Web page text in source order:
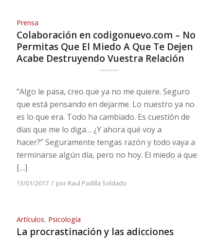
Prensa
Colaboración en codigonuevo.com – No
Permitas Que El Miedo A Que Te Dejen
Acabe Destruyendo Vuestra Relación
“Algo le pasa, creo que ya no me quiere. Seguro
que está pensando en dejarme. Lo nuestro ya no
es lo que era. Todo ha cambiado. Es cuestión de
días que me lo diga… ¿Y ahora qué voy a
hacer?” Seguramente tengas razón y todo vaya a
terminarse algún día, pero no hoy. El miedo a que
[…]
13/01/2017 / por Raul Padilla Soldado
Artículos, Psicología
La procrastinación y las adicciones